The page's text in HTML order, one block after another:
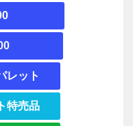
1500
レット
特売品